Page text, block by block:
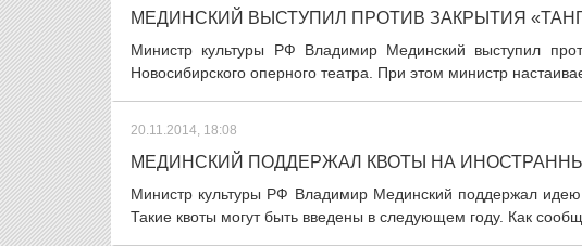
МЕДИНСКИЙ ВЫСТУПИЛ ПРОТИВ ЗАКРЫТИЯ
Министр культуры РФ Владимир Мединский выступил
Новосибирского оперного театра. При этом министр
20.11.2014, 18:08
МЕДИНСКИЙ ПОДДЕРЖАЛ КВОТЫ НА
Министр культуры РФ Владимир Мединский поддержал
Такие квоты могут быть введены в следующем году. Как